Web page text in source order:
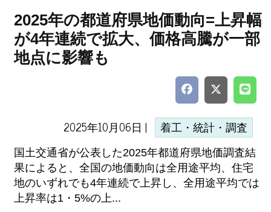
2025年の都道府県地価動向=上昇幅
が4年連続で拡大、価格高騰が一部
地点に影響も
2025年10月06日 | 着工・統計・調査
国土交通省が公表した2025年都道府県地価調査結
果によると、全国の地価動向は全用途平均、住宅
地のいずれでも4年連続で上昇し、全用途平均では
上昇率は1・5%の上...